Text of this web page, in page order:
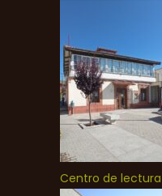
Centro de lectura